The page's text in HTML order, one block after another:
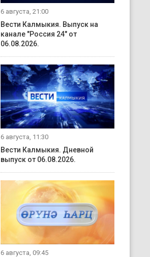
6 августа, 21:00
Вести Калмыкия. Выпуск на
канале "Россия 24" от
06.08.2026.
6 августа, 11:30
Вести Калмыкия. Дневной
выпуск от 06.08.2026.
6 августа, 09:45